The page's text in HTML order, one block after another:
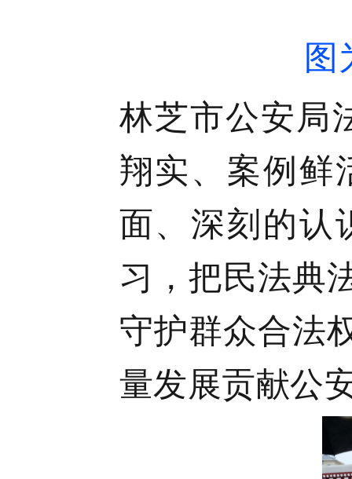
图
林芝市公安局
翔实、案例鲜
面、深刻的认
习，把民法典
守护群众合法
量发展贡献公